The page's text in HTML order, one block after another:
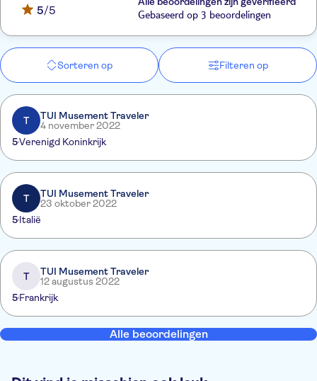
5/5
Gebaseerd op 3 beoordelingen
Sorteren op Filteren op
T
TUI Musement Traveler
4 november 2022
5Verenigd Koninkrijk
T
TUI Musement Traveler
23 oktober 2022
5Italië
T
TUI Musement Traveler
12 augustus 2022
5Frankrijk
Alle beoordelingen